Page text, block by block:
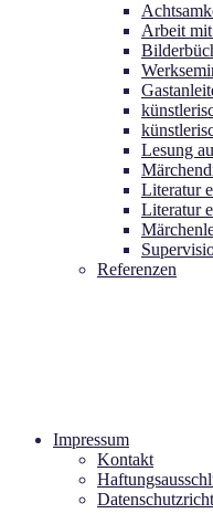
Arbeit
Lesung
Literatur
Literatur
Referenzen
Impressum
Kontakt